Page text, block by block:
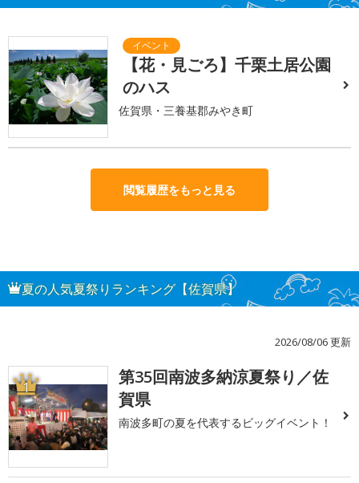
【花・見ごろ】千栗土居公園
のハス
佐賀県・三養基郡みやき町
閲覧履歴をもっと見る
夏の人気夏祭りランキング【佐賀県】
2026/08/06 更新
1
第35回南波多納涼夏祭り／佐
賀県
南波多町の夏を代表するビッグイベント！